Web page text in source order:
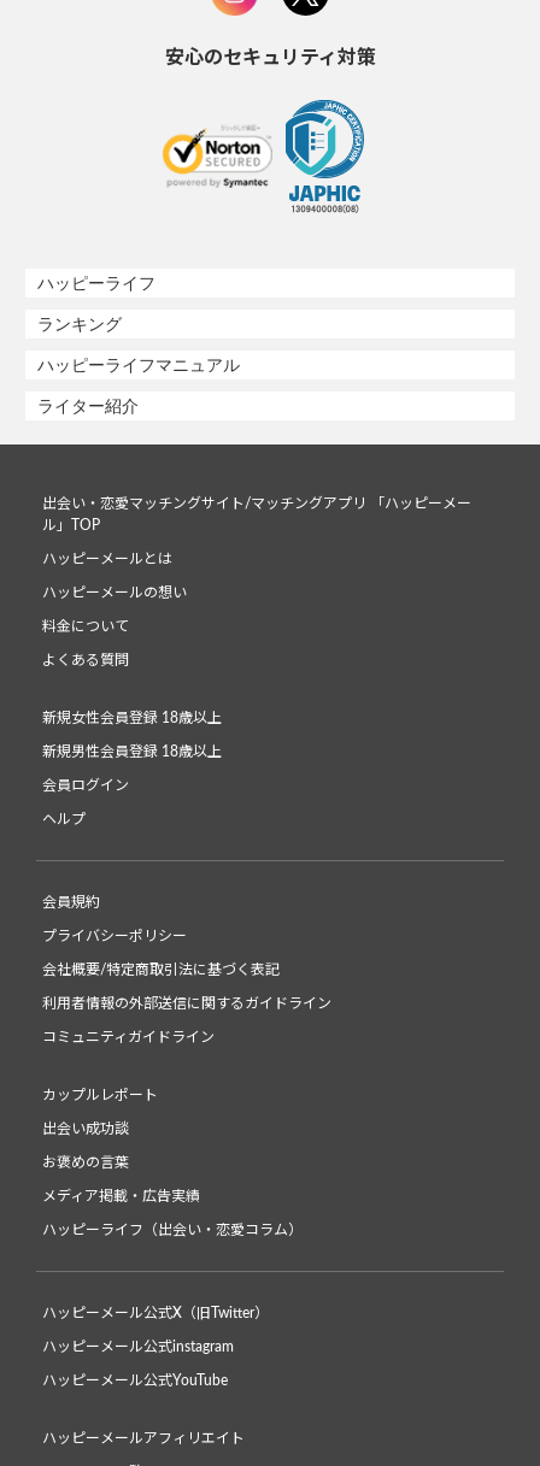
安心のセキュリティ対策
ハッピーライフ
ランキング
ハッピーライフマニュアル
ライター紹介
出会い・恋愛マッチングサイト/マッチングアプリ 「ハッピーメー
ル」TOP
ハッピーメールとは
ハッピーメールの想い
料金について
よくある質問
新規女性会員登録 18歳以上
新規男性会員登録 18歳以上
会員ログイン
ヘルプ
会員規約
プライバシーポリシー
会社概要/特定商取引法に基づく表記
利用者情報の外部送信に関するガイドライン
コミュニティガイドライン
カップルレポート
出会い成功談
お褒めの言葉
メディア掲載・広告実績
ハッピーライフ（出会い・恋愛コラム）
ハッピーメール公式X（旧Twitter）
ハッピーメール公式instagram
ハッピーメール公式YouTube
ハッピーメールアフィリエイト